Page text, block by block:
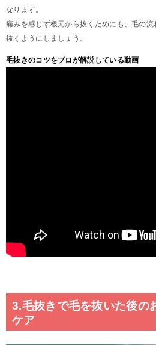
なります。
痛みを感じず根元から抜くためにも、毛の
抜くようにしましょう。
毛抜きのコツをプロが解説している動画
3.毛抜きで毛を抜いた後の
ケア